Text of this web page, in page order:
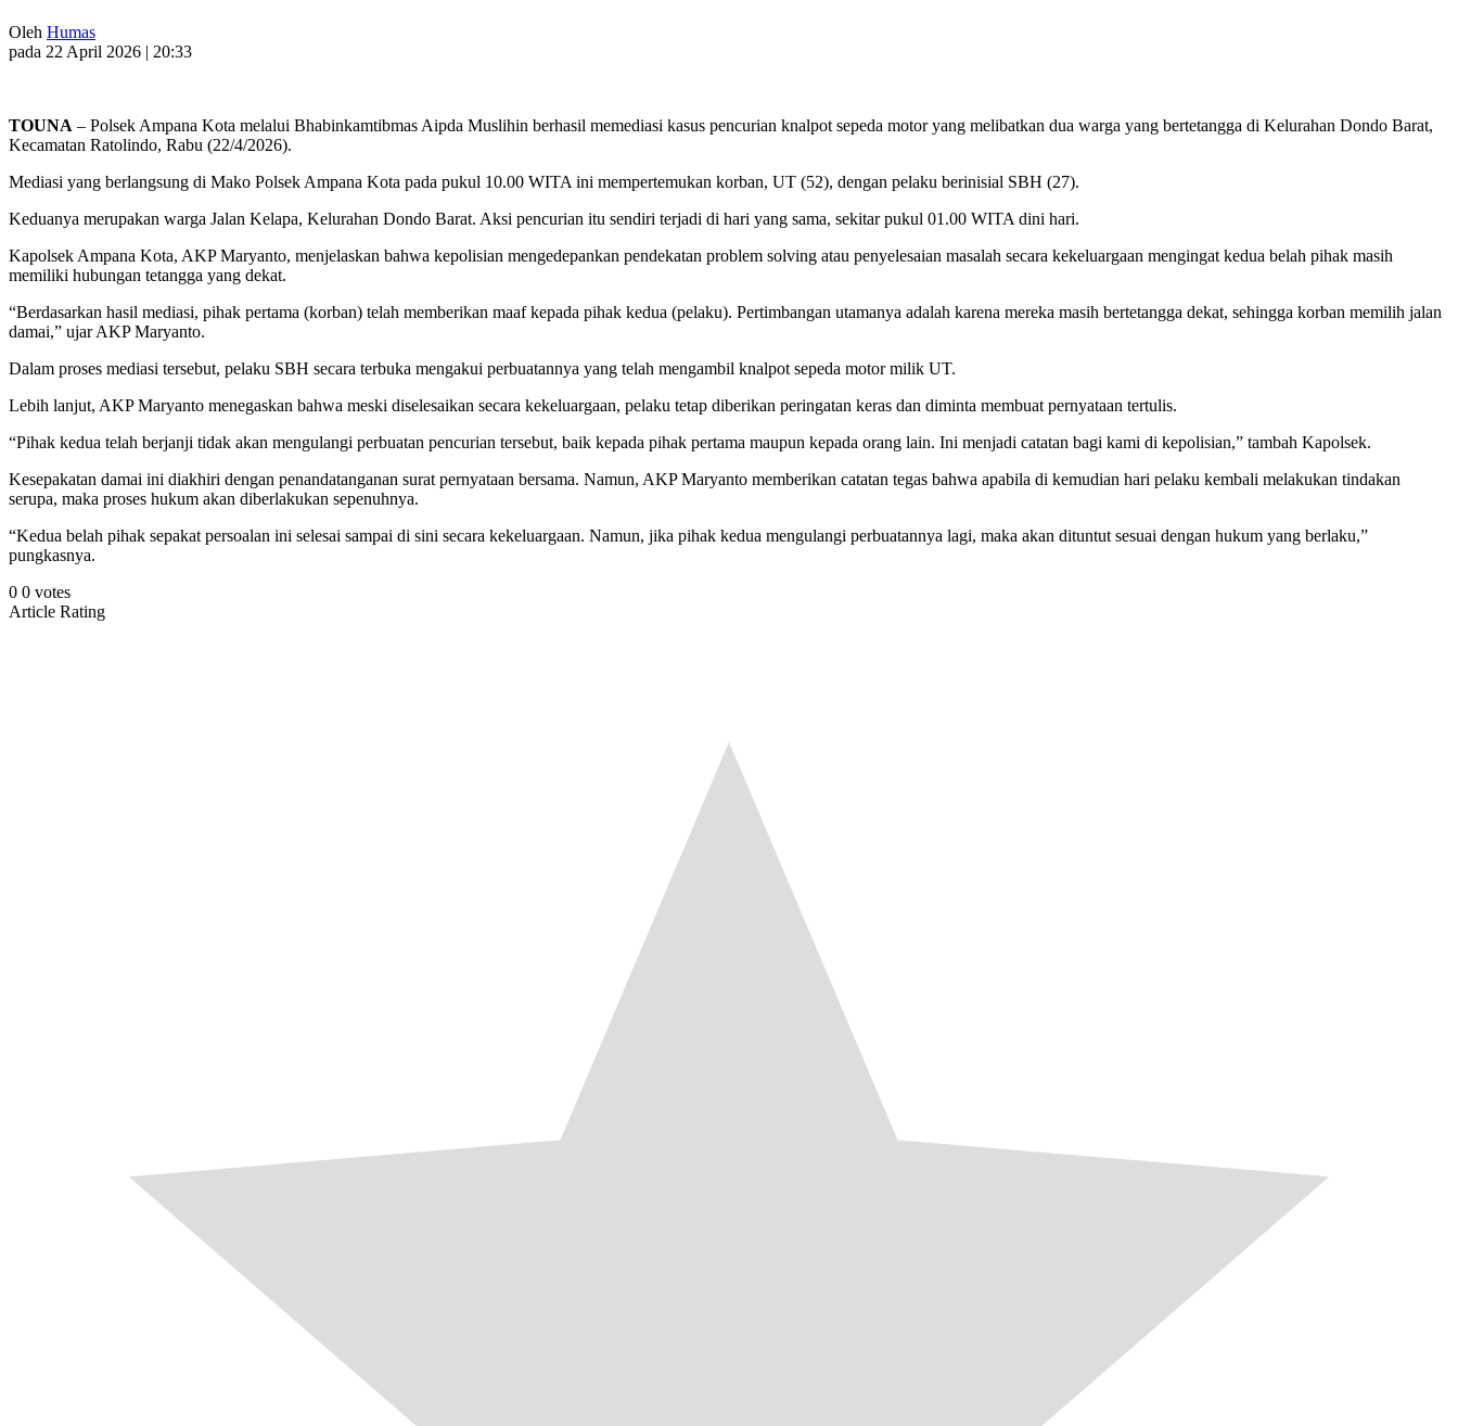
Oleh Humas
pada 22 April 2026 | 20:33
TOUNA – Polsek Ampana Kota melalui Bhabinkamtibmas Aipda Muslihin berhasil memediasi kasus pencurian knalpot sepeda motor yang melibatkan dua warga yang bertetangga di Kelurahan Dondo Barat,
Kecamatan Ratolindo, Rabu (22/4/2026).
Mediasi yang berlangsung di Mako Polsek Ampana Kota pada pukul 10.00 WITA ini mempertemukan korban, UT (52), dengan pelaku berinisial SBH (27).
Keduanya merupakan warga Jalan Kelapa, Kelurahan Dondo Barat. Aksi pencurian itu sendiri terjadi di hari yang sama, sekitar pukul 01.00 WITA dini hari.
Kapolsek Ampana Kota, AKP Maryanto, menjelaskan bahwa kepolisian mengedepankan pendekatan problem solving atau penyelesaian masalah secara kekeluargaan mengingat kedua belah pihak masih
memiliki hubungan tetangga yang dekat.
“Berdasarkan hasil mediasi, pihak pertama (korban) telah memberikan maaf kepada pihak kedua (pelaku). Pertimbangan utamanya adalah karena mereka masih bertetangga dekat, sehingga korban memilih jalan
damai,” ujar AKP Maryanto.
Dalam proses mediasi tersebut, pelaku SBH secara terbuka mengakui perbuatannya yang telah mengambil knalpot sepeda motor milik UT.
Lebih lanjut, AKP Maryanto menegaskan bahwa meski diselesaikan secara kekeluargaan, pelaku tetap diberikan peringatan keras dan diminta membuat pernyataan tertulis.
“Pihak kedua telah berjanji tidak akan mengulangi perbuatan pencurian tersebut, baik kepada pihak pertama maupun kepada orang lain. Ini menjadi catatan bagi kami di kepolisian,” tambah Kapolsek.
Kesepakatan damai ini diakhiri dengan penandatanganan surat pernyataan bersama. Namun, AKP Maryanto memberikan catatan tegas bahwa apabila di kemudian hari pelaku kembali melakukan tindakan
serupa, maka proses hukum akan diberlakukan sepenuhnya.
“Kedua belah pihak sepakat persoalan ini selesai sampai di sini secara kekeluargaan. Namun, jika pihak kedua mengulangi perbuatannya lagi, maka akan dituntut sesuai dengan hukum yang berlaku,”
pungkasnya.
0 0 votes
Article Rating